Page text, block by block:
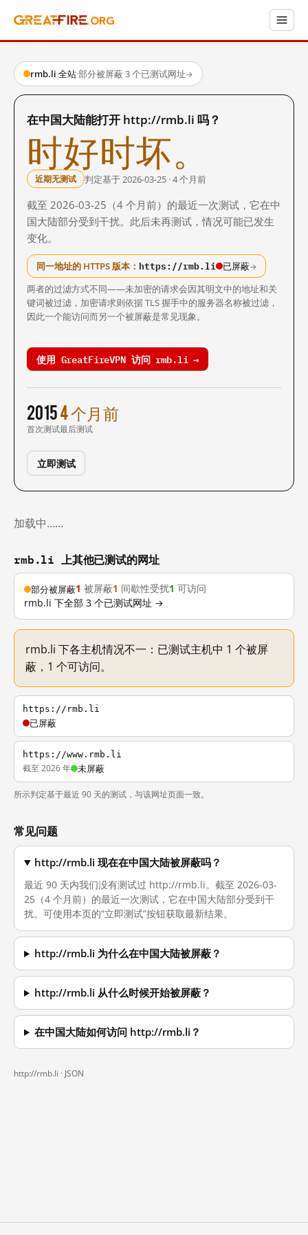
rmb.li 全站·部分被屏蔽·3 个已测试网址→
在中国大陆能打开 http://rmb.li 吗？
时好时坏。
近期无测试 判定基于 2026-03-25 · 4 个月前
截至 2026-03-25（4 个月前）的最近一次测试，它在中
国大陆部分受到干扰。此后未再测试，情况可能已发生
变化。
同一地址的 HTTPS 版本： https://rmb.li 已屏蔽→
两者的过滤方式不同——未加密的请求会因其明文中的地址和关
键词被过滤，加密请求则依据 TLS 握手中的服务器名称被过滤，
因此一个能访问而另一个被屏蔽是常见现象。
使用 GreatFireVPN 访问 rmb.li →
2015
首次测试
4 个月前
最后测试
立即测试
加载中……
rmb.li 上其他已测试的网址
部分被屏蔽1 被屏蔽1 间歇性受扰1 可访问
rmb.li 下全部 3 个已测试网址 →
rmb.li 下各主机情况不一：已测试主机中 1 个被屏
蔽，1 个可访问。
https://rmb.li
已屏蔽
https://www.rmb.li
截至 2026 年 未屏蔽
所示判定基于最近 90 天的测试，与该网址页面一致。
常见问题
http://rmb.li 现在在中国大陆被屏蔽吗？
最近 90 天内我们没有测试过 http://rmb.li。截至 2026-03-
25（4 个月前）的最近一次测试，它在中国大陆部分受到干
扰。可使用本页的“立即测试”按钮获取最新结果。
http://rmb.li 为什么在中国大陆被屏蔽？
http://rmb.li 从什么时候开始被屏蔽？
在中国大陆如何访问 http://rmb.li？
http://rmb.li · JSON